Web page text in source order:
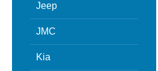
Jeep
JMC
Kia